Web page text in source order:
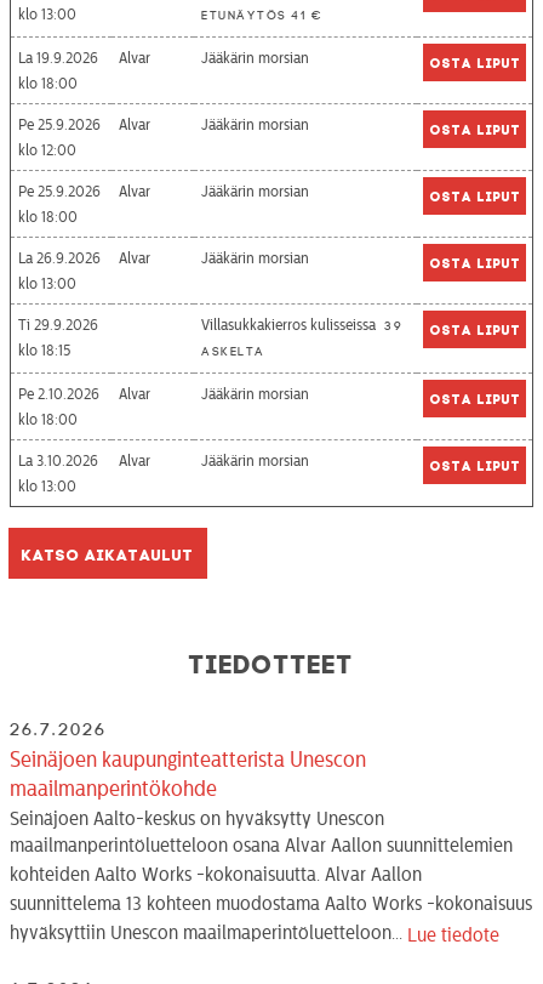
13:00
etunäytös 41 €
La 19.9.2026
18:00
Alvar Jääkärin morsian Osta liput
Pe 25.9.2026
12:00
Alvar Jääkärin morsian Osta liput
Pe 25.9.2026
18:00
Alvar Jääkärin morsian Osta liput
La 26.9.2026
13:00
Alvar Jääkärin morsian Osta liput
Ti 29.9.2026
18:15
Villasukkakierros kulisseissa 39
askelta
Osta liput
Pe 2.10.2026
18:00
Alvar Jääkärin morsian Osta liput
La 3.10.2026
13:00
Alvar Jääkärin morsian Osta liput
Katso aikataulut
Tiedotteet
26.7.2026
Seinäjoen kaupunginteatterista Unescon
maailmanperintökohde
Seinäjoen Aalto-keskus on hyväksytty Unescon
maailmanperintöluetteloon osana Alvar Aallon suunnittelemien
kohteiden Aalto Works -kokonaisuutta. Alvar Aallon
suunnittelema 13 kohteen muodostama Aalto Works -kokonaisuus
hyväksyttiin Unescon maailmaperintöluetteloon... Lue tiedote